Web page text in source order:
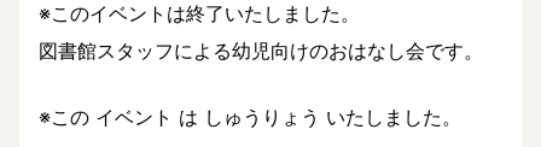
※このイベントは終了いたしました。
図書館スタッフによる幼児向けのおはなし会です。
※この イベント は しゅうりょう いたしました。